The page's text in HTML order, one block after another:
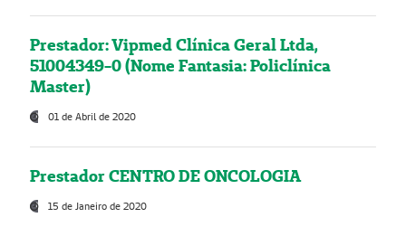
Prestador: Vipmed Clínica Geral Ltda,
51004349-0 (Nome Fantasia: Policlínica
Master)
01 de Abril de 2020
Prestador CENTRO DE ONCOLOGIA
15 de Janeiro de 2020